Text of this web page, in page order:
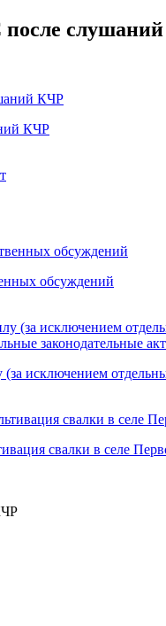
после
КЧР
обсуждений
(за исключением
свалки в селе